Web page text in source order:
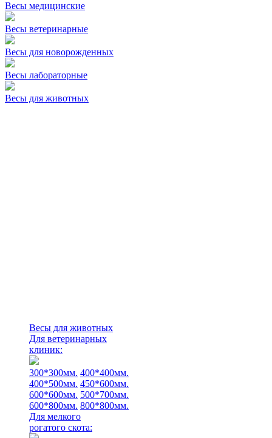
Весы медицинские
Весы ветеринарные
Весы для новорожденных
Весы лабораторные
Весы для животных
Весы для животных
Для ветеринарных
клиник:
300*300мм. 400*400мм.
400*500мм. 450*600мм.
600*600мм. 500*700мм.
600*800мм. 800*800мм.
Для мелкого
рогатого скота: